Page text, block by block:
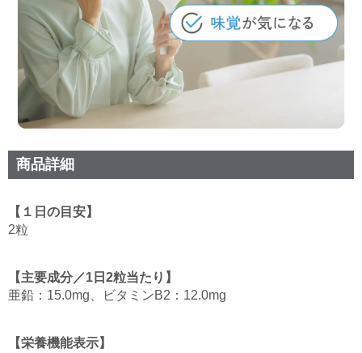
商品詳細
【１日の目安】
2粒
【主要成分／1日2粒当たり】
亜鉛：15.0mg、ビタミンB2：12.0mg
【栄養機能表示】